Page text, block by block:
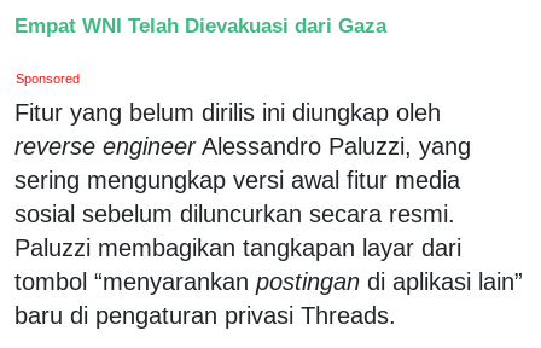
Empat WNI Telah Dievakuasi dari Gaza
Sponsored
Fitur yang belum dirilis ini diungkap oleh
reverse engineerAlessandro Paluzzi, yang
sering mengungkap versi awal fitur media
sosial sebelum diluncurkan secara resmi.
Paluzzi membagikan tangkapan layar dari
tombol “menyarankan postingan di aplikasi lain”
baru di pengaturan privasi Threads.